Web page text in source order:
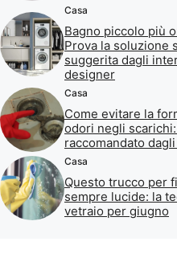
Casa
Bagno piccolo più
Prova la soluzione
suggerita dagli
designer
Casa
Come evitare la
odori negli
raccomandato
Casa
Questo trucco per
sempre lucide: la
vetraio per giugno